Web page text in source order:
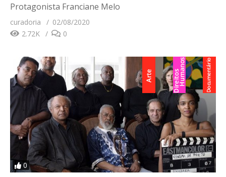
Protagonista Franciane Melo
curadoria
02/08/2020
2.72K
0
0